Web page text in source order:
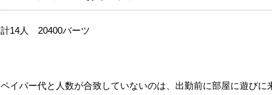
計14人 20400バーツ
ペイバー代と人数が合致していないのは、出勤前に部屋に遊びに